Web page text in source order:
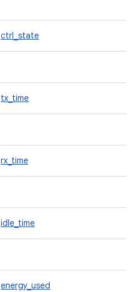
ctrl_state
tx_time
rx_time
idle_time
energy_used